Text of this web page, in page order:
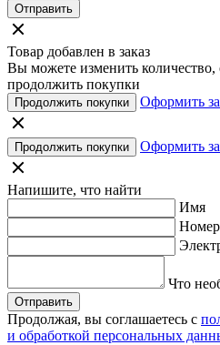
Отправить
Товар добавлен в заказ
Вы можете изменить количество,
продолжить покупки
Продолжить покупки Оформить
Продолжить покупки Оформить
Напишите, что найти
Имя
Номер
Что
Отправить
Продолжая, вы соглашаетесь с
и обработкой персональных